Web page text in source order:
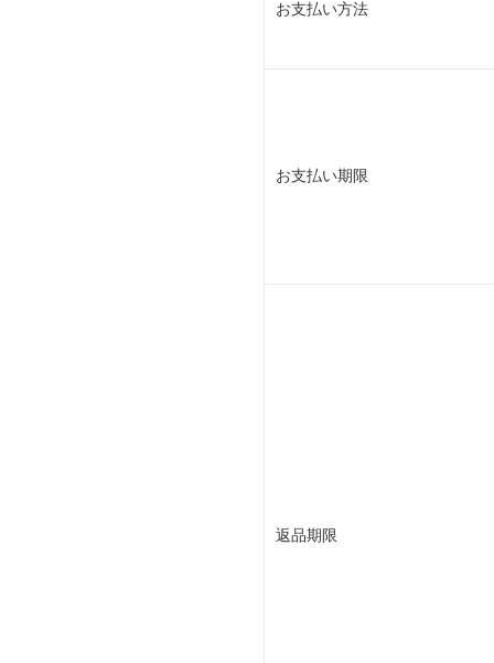
お支払い方法
お支払い期限
返品期限